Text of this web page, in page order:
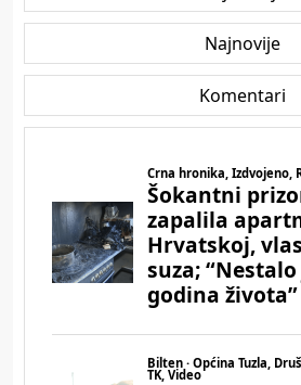
Najnovije
Komentari